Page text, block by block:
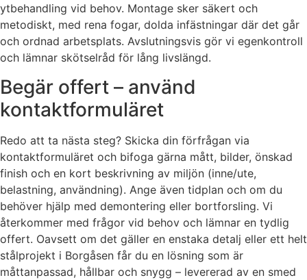
ytbehandling vid behov. Montage sker säkert och
metodiskt, med rena fogar, dolda infästningar där det går
och ordnad arbetsplats. Avslutningsvis gör vi egenkontroll
och lämnar skötselråd för lång livslängd.
Begär offert – använd
kontaktformuläret
Redo att ta nästa steg? Skicka din förfrågan via
kontaktformuläret och bifoga gärna mått, bilder, önskad
finish och en kort beskrivning av miljön (inne/ute,
belastning, användning). Ange även tidplan och om du
behöver hjälp med demontering eller bortforsling. Vi
återkommer med frågor vid behov och lämnar en tydlig
offert. Oavsett om det gäller en enstaka detalj eller ett helt
stålprojekt i Borgåsen får du en lösning som är
måttanpassad, hållbar och snygg – levererad av en smed